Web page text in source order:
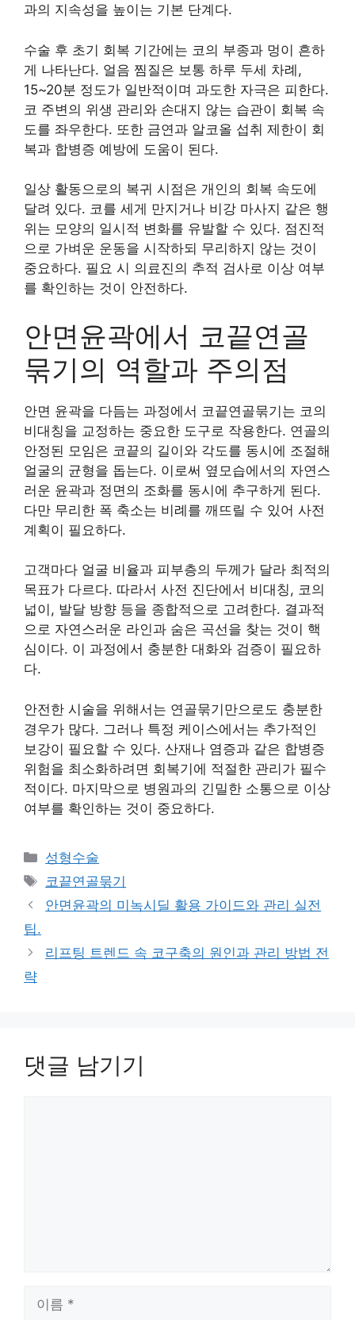
과의 지속성을 높이는 기본 단계다.
수술 후 초기 회복 기간에는 코의 부종과 멍이 흔하
게 나타난다. 얼음 찜질은 보통 하루 두세 차례,
15~20분 정도가 일반적이며 과도한 자극은 피한다.
코 주변의 위생 관리와 손대지 않는 습관이 회복 속
도를 좌우한다. 또한 금연과 알코올 섭취 제한이 회
복과 합병증 예방에 도움이 된다.
일상 활동으로의 복귀 시점은 개인의 회복 속도에
달려 있다. 코를 세게 만지거나 비강 마사지 같은 행
위는 모양의 일시적 변화를 유발할 수 있다. 점진적
으로 가벼운 운동을 시작하되 무리하지 않는 것이
중요하다. 필요 시 의료진의 추적 검사로 이상 여부
를 확인하는 것이 안전하다.
안면윤곽에서 코끝연골
묶기의 역할과 주의점
안면 윤곽을 다듬는 과정에서 코끝연골묶기는 코의
비대칭을 교정하는 중요한 도구로 작용한다. 연골의
안정된 모임은 코끝의 길이와 각도를 동시에 조절해
얼굴의 균형을 돕는다. 이로써 옆모습에서의 자연스
러운 윤곽과 정면의 조화를 동시에 추구하게 된다.
다만 무리한 폭 축소는 비례를 깨뜨릴 수 있어 사전
계획이 필요하다.
고객마다 얼굴 비율과 피부층의 두께가 달라 최적의
목표가 다르다. 따라서 사전 진단에서 비대칭, 코의
넓이, 발달 방향 등을 종합적으로 고려한다. 결과적
으로 자연스러운 라인과 숨은 곡선을 찾는 것이 핵
심이다. 이 과정에서 충분한 대화와 검증이 필요하
다.
안전한 시술을 위해서는 연골묶기만으로도 충분한
경우가 많다. 그러나 특정 케이스에서는 추가적인
보강이 필요할 수 있다. 산재나 염증과 같은 합병증
위험을 최소화하려면 회복기에 적절한 관리가 필수
적이다. 마지막으로 병원과의 긴밀한 소통으로 이상
여부를 확인하는 것이 중요하다.
카
테
리
성형수술
태
그
코끝연골묶기
안면윤곽의 미녹시딜 활용 가이드와 관리 실전
팁.
리프팅 트렌드 속 코구축의 원인과 관리 방법 전
략
댓글 남기기